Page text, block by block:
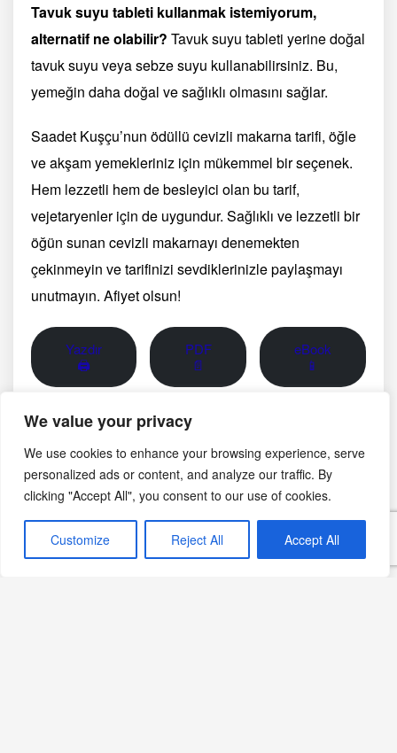
We value your privacy
We use cookies to enhance your browsing experience, serve
personalized ads or content, and analyze our traffic. By
clicking "Accept All", you consent to our use of cookies.
Customize Reject All Accept All
Tavuk suyu tableti kullanmak istemiyorum,
alternatif ne olabilir? Tavuk suyu tableti yerine doğal
tavuk suyu veya sebze suyu kullanabilirsiniz. Bu,
yemeğin daha doğal ve sağlıklı olmasını sağlar.
Saadet Kuşçu’nun ödüllü cevizli makarna tarifi, öğle
ve akşam yemekleriniz için mükemmel bir seçenek.
Hem lezzetli hem de besleyici olan bu tarif,
vejetaryenler için de uygundur. Sağlıklı ve lezzetli bir
öğün sunan cevizli makarnayı denemekten
çekinmeyin ve tarifinizi sevdiklerinizle paylaşmayı
unutmayın. Afiyet olsun!
Yazdır
🖨
PDF
📄
eBook
📱
Görsel notu: Bu sayfadaki fotoğraf yapay zekâ ile
oluşturulmuş temsili bir görseldir; belirli bir üreticinin,
bölgenin veya tarihsel anın belgesel fotoğrafı değildir.
Ekim 23, 2021